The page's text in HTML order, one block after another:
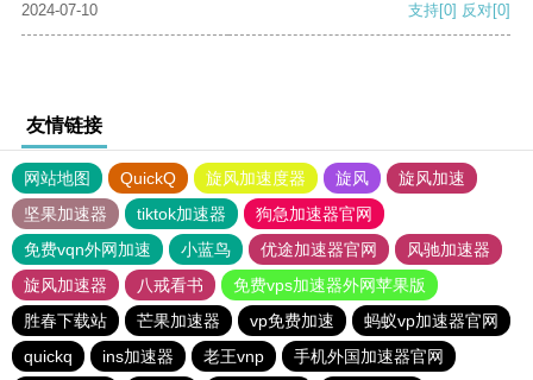
2024-07-10 支持[0] 反对[0]
友情链接
网站地图 QuickQ 旋风加速度器 旋风
旋风加速
坚果加速器
tiktok加速器
狗急加速器官网
免费vqn外网加速
小蓝鸟 优途加速器官网
风驰加速器
旋风加速器
八戒看书
免费vps加速器外网苹果版
胜春下载站
芒果加速器 vp免费加速
蚂蚁vp加速器官网
quickq
ins加速器 老王vnp 手机外国加速器官网